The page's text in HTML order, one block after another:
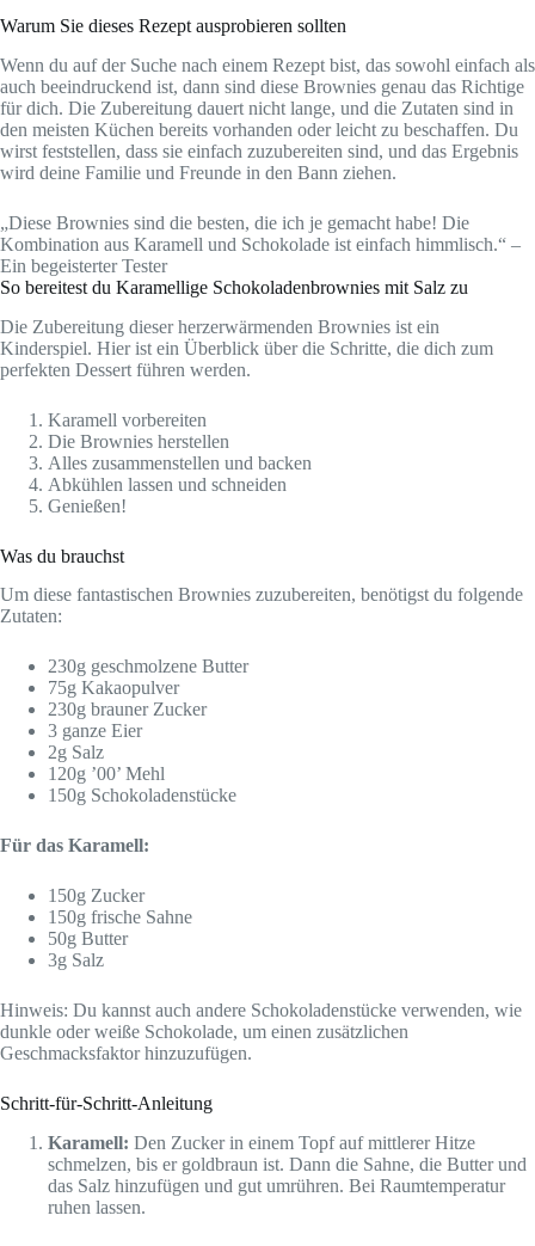
Warum Sie dieses Rezept ausprobieren sollten
Wenn du auf der Suche nach einem Rezept bist, das sowohl einfach als
auch beeindruckend ist, dann sind diese Brownies genau das Richtige
für dich. Die Zubereitung dauert nicht lange, und die Zutaten sind in
den meisten Küchen bereits vorhanden oder leicht zu beschaffen. Du
wirst feststellen, dass sie einfach zuzubereiten sind, und das Ergebnis
wird deine Familie und Freunde in den Bann ziehen.
„Diese Brownies sind die besten, die ich je gemacht habe! Die
Kombination aus Karamell und Schokolade ist einfach himmlisch.“ –
Ein begeisterter Tester
So bereitest du Karamellige Schokoladenbrownies mit Salz zu
Die Zubereitung dieser herzerwärmenden Brownies ist ein
Kinderspiel. Hier ist ein Überblick über die Schritte, die dich zum
perfekten Dessert führen werden.
Karamell vorbereiten
Die Brownies herstellen
Alles zusammenstellen und backen
Abkühlen lassen und schneiden
Genießen!
Was du brauchst
Um diese fantastischen Brownies zuzubereiten, benötigst du folgende
Zutaten:
230g geschmolzene Butter
75g Kakaopulver
230g brauner Zucker
3 ganze Eier
2g Salz
120g ’00’ Mehl
150g Schokoladenstücke
Für das Karamell:
150g Zucker
150g frische Sahne
50g Butter
3g Salz
Hinweis: Du kannst auch andere Schokoladenstücke verwenden, wie
dunkle oder weiße Schokolade, um einen zusätzlichen
Geschmacksfaktor hinzuzufügen.
Schritt-für-Schritt-Anleitung
Karamell: Den Zucker in einem Topf auf mittlerer Hitze
schmelzen, bis er goldbraun ist. Dann die Sahne, die Butter und
das Salz hinzufügen und gut umrühren. Bei Raumtemperatur
ruhen lassen.